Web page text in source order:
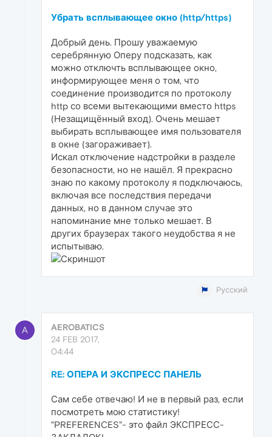
Убрать всплывающее окно (http/https)
Добрый день. Прошу уважаемую
серебрянную Оперу подсказать, как
можно отключть всплывающее окно,
информирующее меня о том, что
соединение производится по протоколу
http со всеми вытекающими вместо https
(Незащищённый вход). Очень мешает
выбирать всплывающее имя пользователя
в окне (загораживает).
Искал отключение надстройки в разделе
безопасности, но не нашёл. Я прекрасно
знаю по какому протоколу я подключаюсь,
включая все последствия передачи
данных, но в данном случае это
напоминание мне только мешает. В
других браузерах такого неудобства я не
испытываю.
Русский
A
AEROBATICS
24 FEB 2017,
04:44
RE: ОПЕРА И ЭКСПРЕСС ПАНЕЛЬ
Сам себе отвечаю! И не в первый раз, если
посмотреть мою статистику!
"PREFERENCES"- это файл ЭКСПРЕСС-